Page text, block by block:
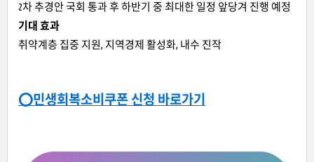
2차 추경안 국회 통과 후 하반기 중 최대한 일정 앞당겨 진행 예정
기대 효과
취약계층 집중 지원, 지역경제 활성화, 내수 진작
⭕민생회복소비쿠폰 신청 바로가기